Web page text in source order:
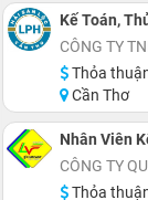
Kế Toán,
CÔNG TY
Thỏa
Cần Thơ
Nhân Viên
CÔNG TY
Thỏa